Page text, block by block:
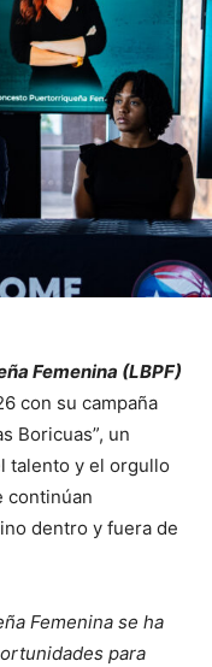
Femenina (LBPF)
con su campaña
Boricuas”, un
talento y el orgullo
continúan
dentro y fuera de
Femenina se ha
para